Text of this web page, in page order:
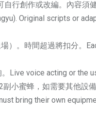
行創作或改編。內容
Original scripts or
）。時間超過將扣分。
Live voice acting or the
小蜜蜂，如需要其他設
bring their own